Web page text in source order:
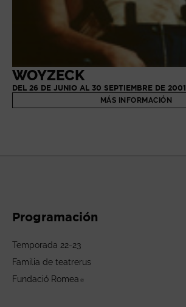
WOYZECK
DEL 26 DE JUNIO AL 30 SEPTIEMBRE DE 2001
MÁS INFORMACIÓN
Programación
Temporada 22-23
Familia de teatrerus
Fundació Romea